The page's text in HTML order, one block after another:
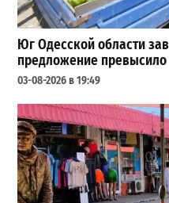
Юг Одесской области
предложение превысило
03-08-2026 в 19:49